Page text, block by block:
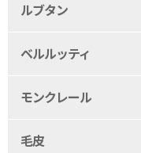
ルブタン
ベルルッティ
モンクレール
毛皮